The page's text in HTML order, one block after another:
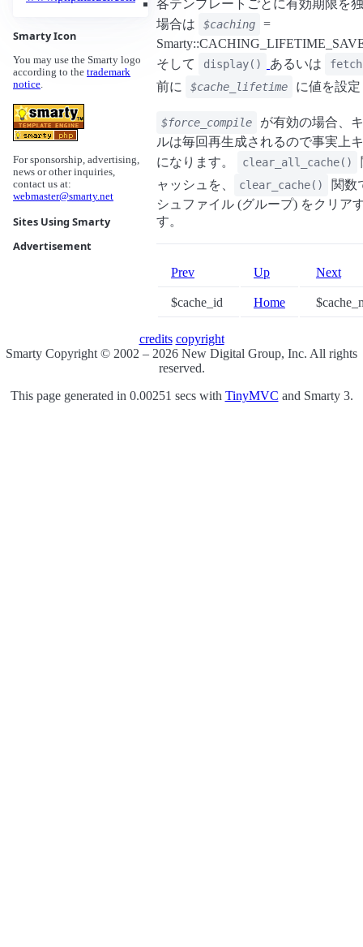
Smarty Icon
You may use the Smarty logo
according to the trademark
notice.
For sponsorship, advertising,
news or other inquiries,
contact us at:
webmaster@smarty.net
Sites Using Smarty
Advertisement
各テンプレートごとに有効期限を
場合は
$caching
=
そして
display() あるいは
前に $cache_lifetime に値を設
$force_compile
が有効の場合、
ルは毎回再生成されるので事実上
になります。
clear_all_cache()
ャッシュを、
clear_cache()
関数
シュファイル (グループ) をクリア
す。
Prev Up Next
$cache_id Home
credits copyright
Smarty Copyright © 2002 – 2026 New Digital Group, Inc. All rights
reserved.
This page generated in 0.00251 secs with TinyMVC and Smarty 3.